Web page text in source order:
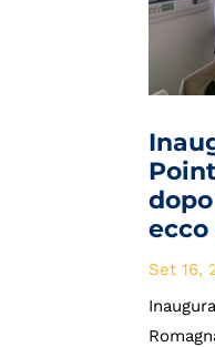
ecco
Set 16,